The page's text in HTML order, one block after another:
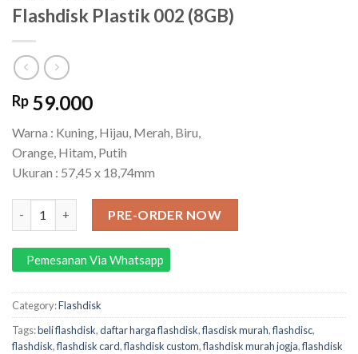
Flashdisk Plastik 002 (8GB)
Rp 59.000
Warna : Kuning, Hijau, Merah, Biru,
Orange, Hitam, Putih
Ukuran : 57,45 x 18,74mm
PRE-ORDER NOW
Pemesanan Via Whatsapp
Category:Flashdisk
Tags:beli flashdisk,daftar harga flashdisk,flasdisk murah,flashdisc,
flashdisk,flashdisk card,flashdisk custom,flashdisk murah jogja,flashdisk